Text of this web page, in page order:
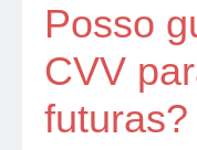
Posso
CVV
futuras?